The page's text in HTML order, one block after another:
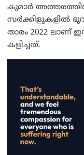
കുമാർ അത്തരത്തിൽ
സർക്കിളുകളിൽ
താരം 2022 ലാണ്
കളിച്ചത്.